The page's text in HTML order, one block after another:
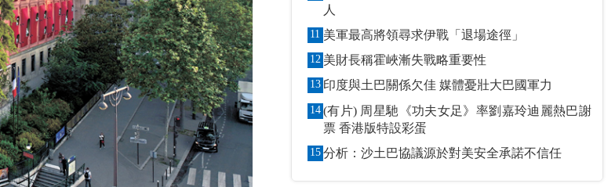
人
11 美軍最高將領尋求伊戰「退場途徑」
12 美財長稱霍峽漸失戰略重要性
13 印度與土巴關係欠佳 媒體憂壯大巴國軍力
14 (有片) 周星馳《功夫女足》率劉嘉玲迪麗熱巴謝
票 香港版特設彩蛋
15 分析：沙土巴協議源於對美安全承諾不信任